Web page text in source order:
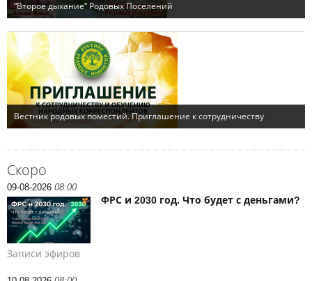
Скоро
09-08-2026 08:00
ФРС и 2030 год. Что будет с деньгами?
Записи эфиров